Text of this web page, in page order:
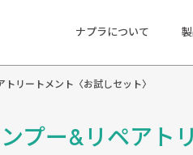
ナプラについて
プー&リペアト
リートメント〈お試しセット〉